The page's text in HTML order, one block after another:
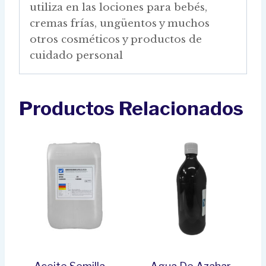
utiliza en las lociones para bebés,
cremas frías, ungüentos y muchos
otros cosméticos y productos de
cuidado personal
Productos Relacionados